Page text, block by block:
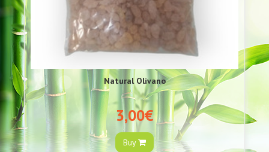
Natural Olivano
3,00€
Buy